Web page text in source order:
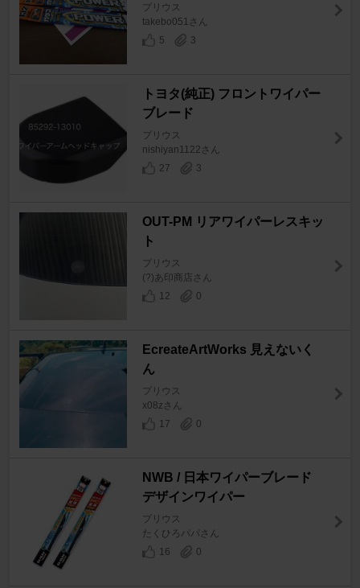
プリウス
takebo051さん
5
3
トヨタ(純正) フロントワイパー
ブレード
プリウス
nishiyan1122さん
27
3
OUT-PM リアワイパーレスキッ
ト
プリウス
(?)あ印商店さん
12
0
EcreateArtWorks 見えないく
ん
プリウス
x08zさん
17
0
NWB / 日本ワイパーブレード
デザインワイパー
プリウス
たくひろパパさん
16
0